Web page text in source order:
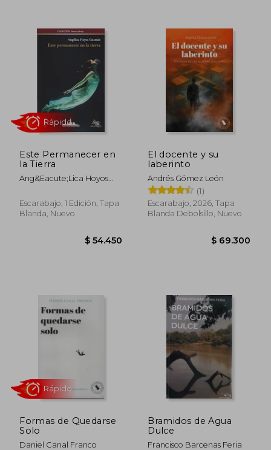
Este Permanecer en
la Tierra
Ang&Eacute;Lica Hoyos
Escarabajo, 1 Edición, Tapa
Blanda, Nuevo
El docente y su
laberinto
Andrés Gómez León
(1)
Escarabajo, 2026, Tapa
Blanda Debolsillo, Nuevo
Formas de Quedarse
Solo
Daniel Canal Franco
Bramidos de Agua
Dulce
Francisco Barcenas Feria